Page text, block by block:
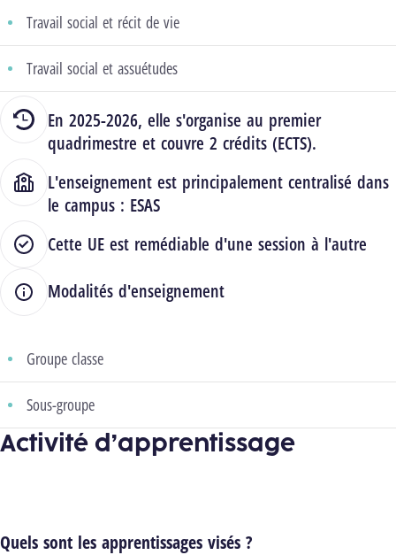
Travail social et récit de vie
Travail social et assuétudes
En 2025-2026, elle s'organise au premier
quadrimestre et couvre 2 crédits (ECTS).
L'enseignement est principalement centralisé dans
le campus : ESAS
Cette UE est remédiable d'une session à l'autre
Modalités d'enseignement
Groupe classe
Sous-groupe
Activité d’apprentissage
Quels sont les apprentissages visés ?